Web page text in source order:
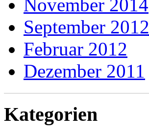
November 2014
September 2012
Februar 2012
Dezember 2011
Kategorien